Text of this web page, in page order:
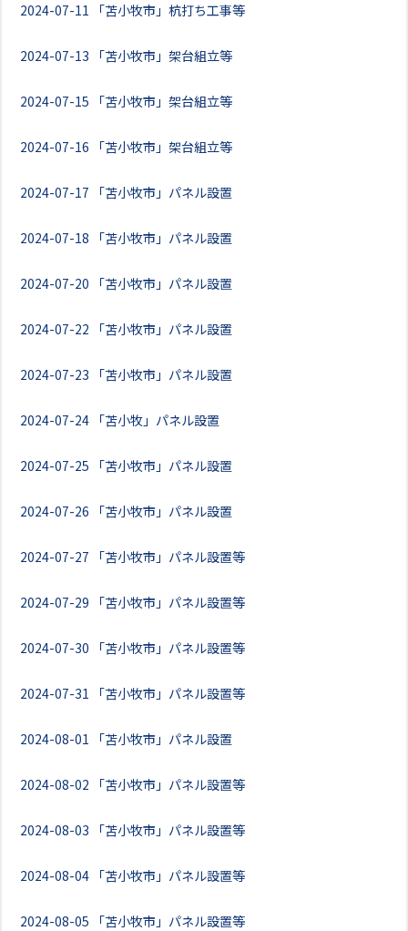
2024-07-11 「苫小牧市」杭打ち工事等
2024-07-13 「苫小牧市」架台組立等
2024-07-15 「苫小牧市」架台組立等
2024-07-16 「苫小牧市」架台組立等
2024-07-17 「苫小牧市」パネル設置
2024-07-18 「苫小牧市」パネル設置
2024-07-20 「苫小牧市」パネル設置
2024-07-22 「苫小牧市」パネル設置
2024-07-23 「苫小牧市」パネル設置
2024-07-24 「苫小牧」パネル設置
2024-07-25 「苫小牧市」パネル設置
2024-07-26 「苫小牧市」パネル設置
2024-07-27 「苫小牧市」パネル設置等
2024-07-29 「苫小牧市」パネル設置等
2024-07-30 「苫小牧市」パネル設置等
2024-07-31 「苫小牧市」パネル設置等
2024-08-01 「苫小牧市」パネル設置
2024-08-02 「苫小牧市」パネル設置等
2024-08-03 「苫小牧市」パネル設置等
2024-08-04 「苫小牧市」パネル設置等
2024-08-05 「苫小牧市」パネル設置等